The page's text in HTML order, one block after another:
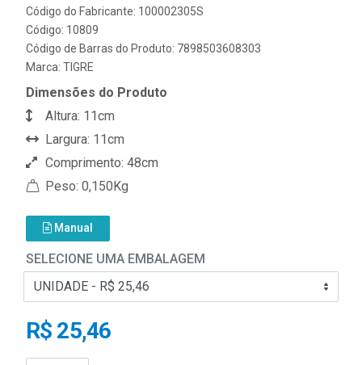
Código do Fabricante: 100002305S
Código: 10809
Código de Barras do Produto: 7898503608303
Marca: TIGRE
Dimensões do Produto
Altura: 11cm
Largura: 11cm
Comprimento: 48cm
Peso: 0,150Kg
Manual
SELECIONE UMA EMBALAGEM
R$ 25,46